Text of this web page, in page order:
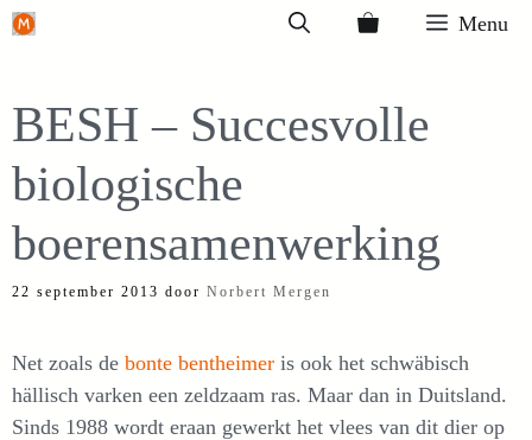
Ga
inhoud
Menu
BESH – Succesvolle
biologische
boerensamenwerking
22 september 2013 door Norbert Mergen
Net zoals de bonte bentheimer is ook het schwäbisch
hällisch varken een zeldzaam ras. Maar dan in Duitsland.
Sinds 1988 wordt eraan gewerkt het vlees van dit dier op